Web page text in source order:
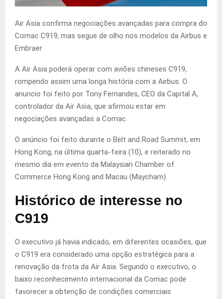
Air Asia confirma negociações avançadas para compra do
Comac C919, mas segue de olho nos modelos da Airbus e
Embraer
A Air Asia poderá operar com aviões chineses C919,
rompendo assim uma longa história com a Airbus. O
anuncio foi feito por Tony Fernandes, CEO da Capital A,
controlador da Air Asia, que afirmou estar em
negociações avançadas a Comac.
O anúncio foi feito durante o Belt and Road Summit, em
Hong Kong, na última quarta-feira (10), e reiterado no
mesmo dia em evento da Malaysian Chamber of
Commerce Hong Kong and Macau (Maycham).
Histórico de interesse no
C919
O executivo já havia indicado, em diferentes ocasiões, que
o C919 era considerado uma opção estratégica para a
renovação da frota da Air Asia. Segundo o executivo, o
baixo reconhecimento internacional da Comac pode
favorecer a obtenção de condições comerciais